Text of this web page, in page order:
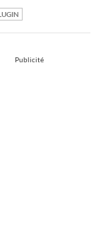
Publicité